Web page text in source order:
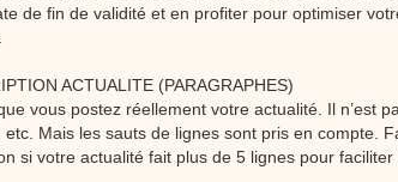
de fin de validité et en profiter pour optimiser
ACTUALITE (PARAGRAPHES)
vous postez réellement votre actualité. Il n’est
etc. Mais les sauts de lignes sont pris en compte.
si votre actualité fait plus de 5 lignes pour faciliter